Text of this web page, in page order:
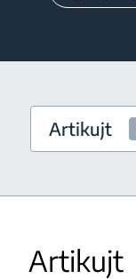
Artikujt
Artikujt